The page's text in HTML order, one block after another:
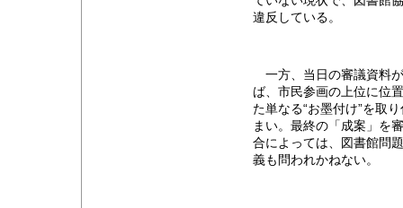
違反している。
一方、当日の審議資料
ば、市民参画の上位に位
た単なる“お墨付け”を取
まい。最終の「成案」を
合によっては、図書館問
義も問われかねない。